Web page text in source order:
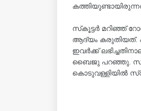
സ്‌കൂട്ടർ മറിഞ്ഞ്
ആദ്യം കരുതിയത്.
ഇവർക്ക്
ബൈജു പറഞ്ഞു.
കൊടുവള്ളിയിൽ